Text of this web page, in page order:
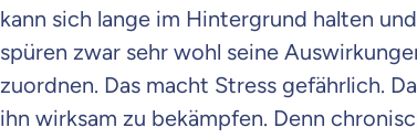
kann sich lange im Hintergrund halten
spüren zwar sehr wohl seine
zuordnen. Das macht Stress gefährlich.
ihn wirksam zu bekämpfen. Denn